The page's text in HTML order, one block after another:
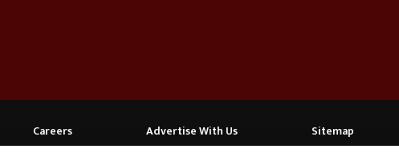
Careers Advertise With Us Sitemap